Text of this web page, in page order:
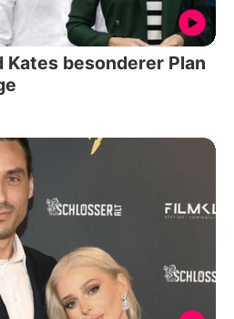
Kates besonderer Plan